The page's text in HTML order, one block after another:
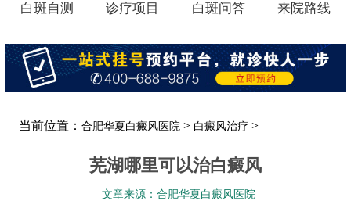
白斑自测 诊疗项目 白斑问答 来院路线
当前位置：合肥华夏白癜风医院 > 白癜风治疗 >
芜湖哪里可以治白癜风
文章来源：合肥华夏白癜风医院